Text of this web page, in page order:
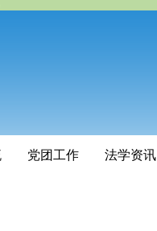
党团工作 法学资讯